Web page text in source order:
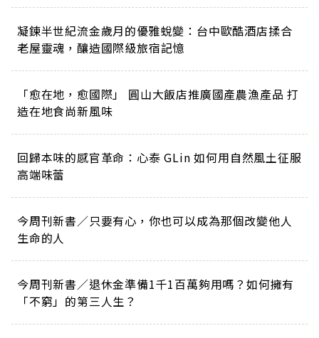
凝鍊半世紀流金歲月的優雅蛻變：台中歐酷酒店揉合
老屋靈魂，釀造國際級旅宿記憶
「愈在地，愈國際」 圓山大飯店推廣國產農漁產品 打
造在地食尚新風味
回歸本味的感官革命：心泰 GLin 如何用自然風土征服
高端味蕾
今周刊新書／只要有心，你也可以成為那個改變他人
生命的人
今周刊新書／退休金準備1千1百萬夠用嗎？如何擁有
「不窮」的第三人生？